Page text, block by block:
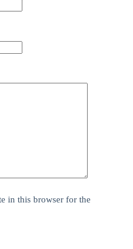
in this browser for the